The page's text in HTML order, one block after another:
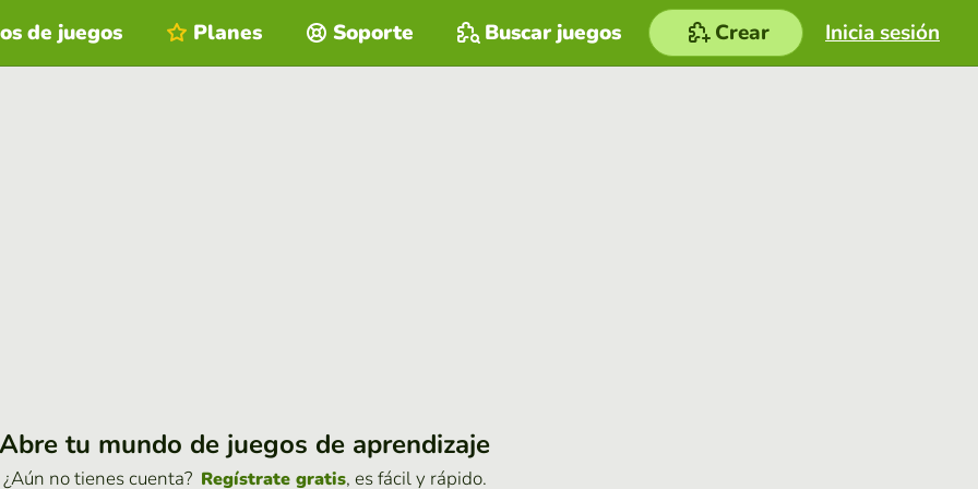
Inicia sesión
de juegos Planes Soporte Buscar juegos Crear
Abre tu mundo de juegos de aprendizaje
¿Aún no tienes cuenta? Regístrate gratis, es fácil y rápido.